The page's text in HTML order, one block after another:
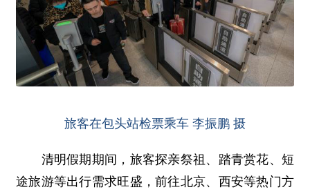
旅客在包头站检票乘车 李振鹏 摄
清明假期期间，旅客探亲祭祖、踏青赏花、短
途旅游等出行需求旺盛，前往北京、西安等热门方